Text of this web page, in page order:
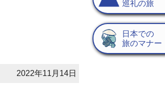
巡礼の旅
日本での
旅のマナー
2022年11月14日